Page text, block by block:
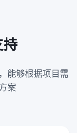
能够根据项目需
案